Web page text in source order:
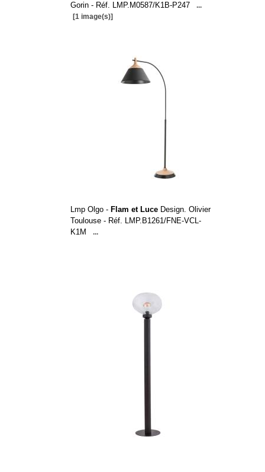
Gorin - Réf. LMP.M0587/K1B-P247
...
[1 image(s)]
Lmp Olgo - Flam et LuceDesign. Olivier
Toulouse - Réf. LMP.B1261/FNE-VCL-
K1M
...